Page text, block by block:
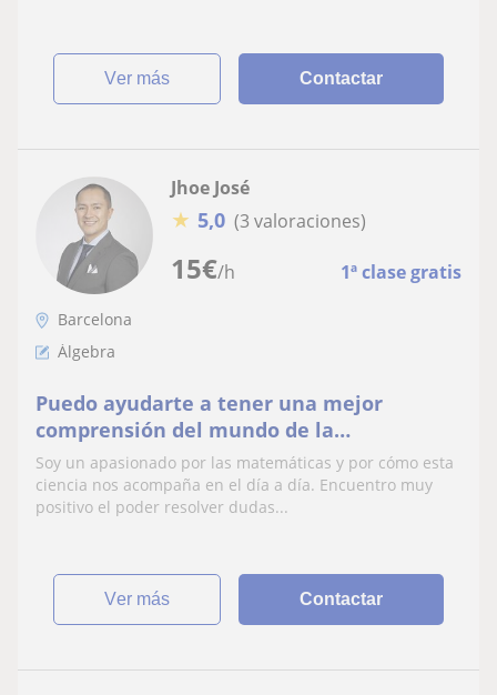
ver más Contactar
15€/h 1ª clase gratis
Jhoe José
★ 5,0 (3 valoraciones)
Barcelona
Álgebra
Puedo ayudarte a tener una mejor
comprensión del mundo de la
matemática, con énfasis en Algebra,
cálculo, geometría
Soy un apasionado por las matemáticas y por cómo esta
ciencia nos acompaña en el día a día. Encuentro muy
positivo el poder resolver dudas...
ver más Contactar